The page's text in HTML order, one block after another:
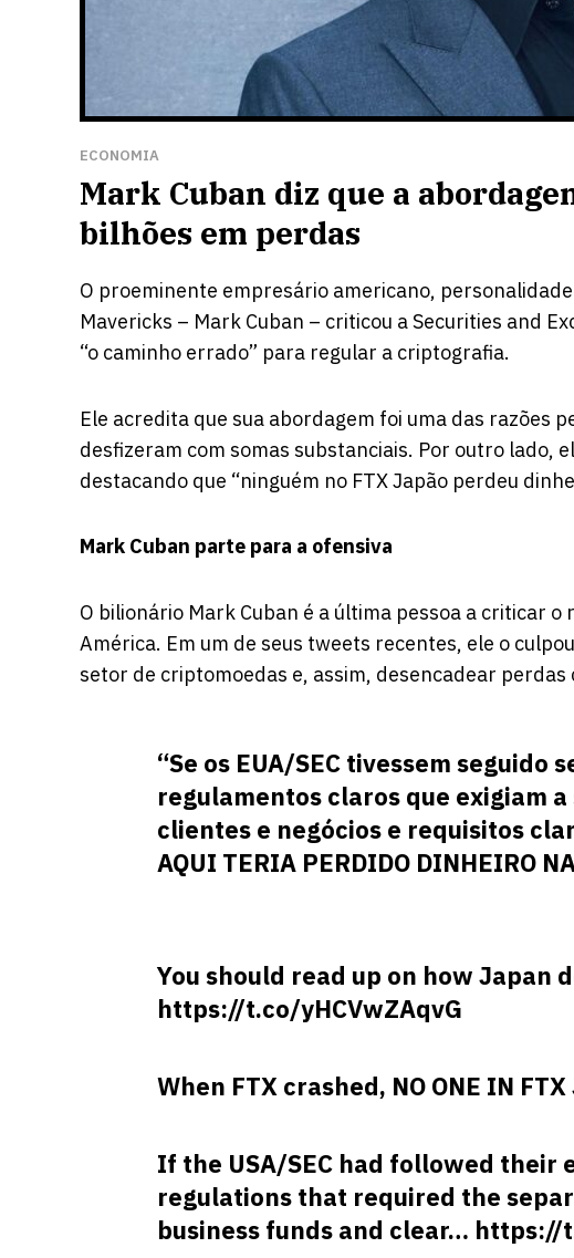
ECONOMIA
Mark Cuban diz que a
bilhões em perdas
O proeminente empresário americano,
Mavericks – Mark Cuban – criticou a Securities and
“o caminho errado” para regular a criptografia.
Ele acredita que sua abordagem foi uma das razões
desfizeram com somas substanciais. Por outro lado,
destacando que “ninguém no FTX Japão perdeu
Mark Cuban parte para a ofensiva
O bilionário Mark Cuban é a última pessoa a criticar
América. Em um de seus tweets recentes, ele o culpou
setor de criptomoedas e, assim, desencadear
“Se os EUA/SEC tivessem seguido
regulamentos claros que exigiam
clientes e negócios e requisitos
AQUI TERIA PERDIDO DINHEIRO
You should read up on how Japan
https://t.co/yHCVwZAqvG
When FTX crashed, NO ONE IN FTX
If the USA/SEC had followed their
regulations that required the
business funds and clear… https://